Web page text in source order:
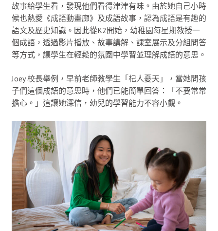
故事給學生看，發現他們看得津津有味。由於她自己小時
候也熱愛《成語動畫廊》及成語故事，認為成語是有趣的
語文及歷史知識。因此從K2開始，幼稚園每星期教授一
個成語，透過影片播放、故事講解、課室展示及分組問答
等方式，讓學生在輕鬆的氛圍中學習並理解成語的意思。
Joey 校長舉例，早前老師教學生「杞人憂天」，當她問孩
子們這個成語的意思時，他們已能簡單回答：「不要常常
擔心。」這讓她深信，幼兒的學習能力不容小覷。